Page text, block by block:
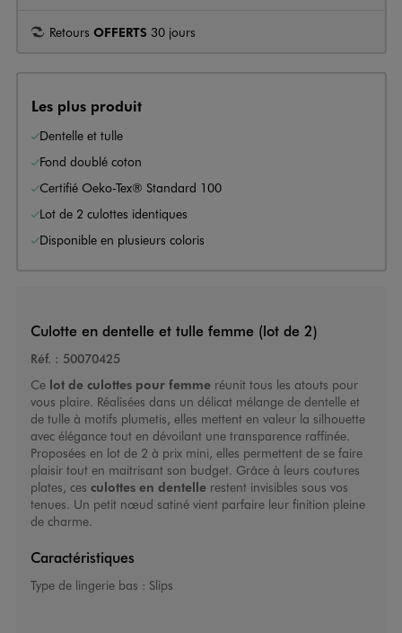
Retours OFFERTS 30 jours
Les plus produit
Dentelle et tulle
Fond doublé coton
Certifié Oeko-Tex® Standard 100
Lot de 2 culottes identiques
Disponible en plusieurs coloris
Culotte en dentelle et tulle femme (lot de 2)
Réf. : 50070425
Ce lot de culottes pour femmeréunit tous les atouts pour
vous plaire. Réalisées dans un délicat mélange de dentelle et
de tulle à motifs plumetis, elles mettent en valeur la silhouette
avec élégance tout en dévoilant une transparence raffinée.
Proposées en lot de 2 à prix mini, elles permettent de se faire
plaisir tout en maitrisant son budget. Grâce à leurs coutures
plates, ces culottes en dentellerestent invisibles sous vos
tenues. Un petit nœud satiné vient parfaire leur finition pleine
de charme.
Caractéristiques
Type de lingerie bas : Slips